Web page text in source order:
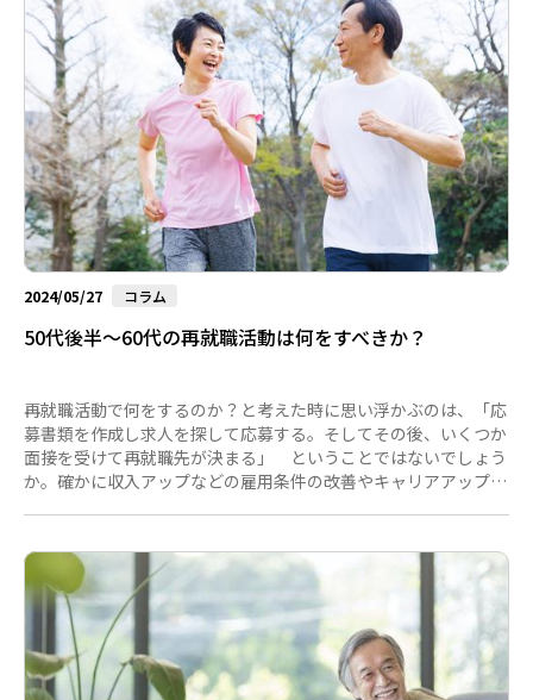
要があります。収支を見える化（可視化）して、必要な資金を
明...
2024/05/27 コラム
50代後半～60代の再就職活動は何をすべきか？
再就職活動で何をするのか？と考えた時に思い浮かぶのは、「応
募書類を作成し求人を探して応募する。そしてその後、いくつか
面接を受けて再就職先が決まる」 ということではないでしょう
か。確かに収入アップなどの雇用条件の改善やキャリアアップが
方・働き方も含めて次の進路を模索していく50代後半～60代の
再就職活動においては、必ずしも直接的な求職活動だけが再就職
活動ではありません。ここでは、第二の仕事人生がより充実した
ものになるよう、再就職活動期間に行った方が良い活動を50代後
半～60代向け...